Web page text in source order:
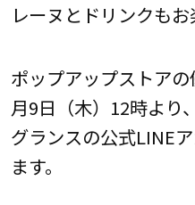
レーヌとドリンクもお
ポップアップストア
月9日（木）12時より
グランスの公式LINE
ます。